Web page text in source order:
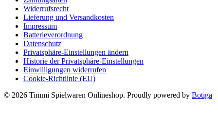
Widerrufsrecht
Lieferung und Versandkosten
Impressum
Batterieverordnung
Datenschutz
Privatsphäre-Einstellungen ändern
Historie der Privatsphäre-Einstellungen
Einwilligungen widerrufen
Cookie-Richtlinie (EU)
© 2026 Timmi Spielwaren Onlineshop. Proudly powered by Botiga